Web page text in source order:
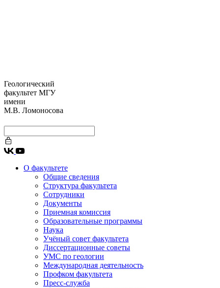
Геологический
факультет МГУ
имени
М.В. Ломоносова
О факультете
Общие сведения
Структура факультета
Сотрудники
Документы
Приемная комиссия
Образовательные программы
Наука
Учёный совет факультета
Диссертационные советы
УМС по геологии
Международная деятельность
Профком факультета
Пресс-служба